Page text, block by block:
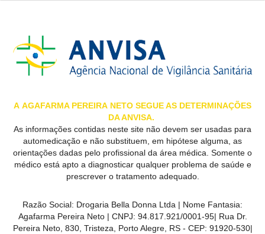
CENTRAL
LOJAS
MAIS
PRÓXIMA
DO
CLIENTE
A AGAFARMA PEREIRA NETO SEGUE AS DETERMINAÇÕES
DA ANVISA.
As informações contidas neste site não devem ser usadas para
automedicação e não substituem, em hipótese alguma, as
orientações dadas pelo profissional da área médica. Somente o
médico está apto a diagnosticar qualquer problema de saúde e
prescrever o tratamento adequado.
Razão Social: Drogaria Bella Donna Ltda | Nome Fantasia:
Agafarma Pereira Neto | CNPJ: 94.817.921/0001-95| Rua Dr.
Pereira Neto, 830, Tristeza, Porto Alegre, RS - CEP: 91920-530|